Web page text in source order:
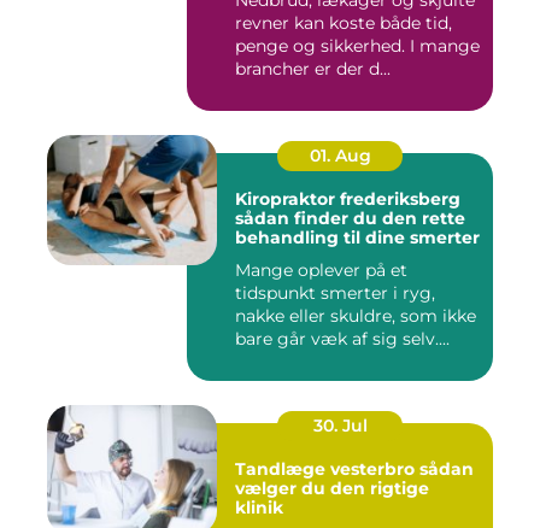
revner kan koste både tid,
penge og sikkerhed. I mange
brancher er der d...
01. Aug
Kiropraktor frederiksberg
sådan finder du den rette
behandling til dine smerter
Mange oplever på et
tidspunkt smerter i ryg,
nakke eller skuldre, som ikke
bare går væk af sig selv....
30. Jul
Tandlæge vesterbro sådan
vælger du den rigtige
klinik